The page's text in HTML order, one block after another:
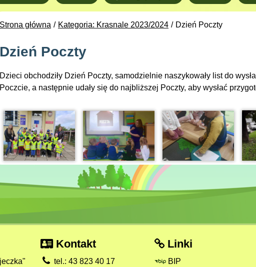
Strona główna Kategoria: Krasnale 2023/2024 Dzień Poczty
Dzień Poczty
Dzieci obchodziły Dzień Poczty, samodzielnie naszykowały list do
Poczcie, a następnie udały się do najbliższej Poczty, aby wysłać
Kontakt
tel.: 43 823 40 17
Linki
BIP